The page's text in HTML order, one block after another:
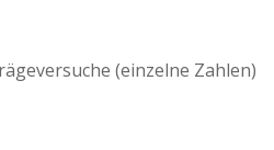
(einzelne Zahlen)